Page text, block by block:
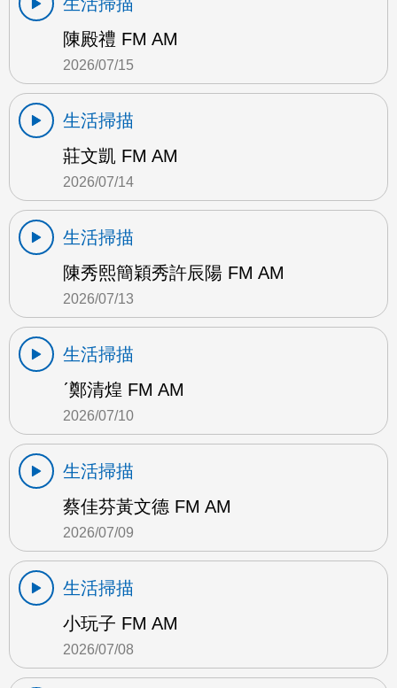
陳殿禮 FM AM
2026/07/15
生活掃描
莊文凱 FM AM
2026/07/14
生活掃描
陳秀熙簡穎秀許辰陽 FM AM
2026/07/13
生活掃描
ˊ鄭清煌 FM AM
2026/07/10
生活掃描
蔡佳芬黃文德 FM AM
2026/07/09
生活掃描
小玩子 FM AM
2026/07/08